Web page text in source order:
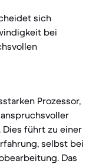
sich
bei
Prozessor,
führt zu einer
selbst bei
Das